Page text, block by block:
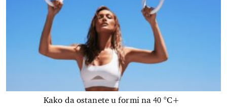
Kako da ostanete u formi na 40 °C+